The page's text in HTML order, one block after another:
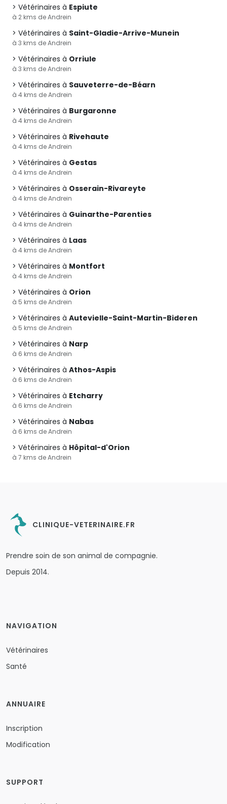
Vétérinaires à Espiute
à 2 kms de Andrein
Vétérinaires à Saint-Gladie-Arrive-Munein
à 3 kms de Andrein
Vétérinaires à Orriule
à 3 kms de Andrein
Vétérinaires à Sauveterre-de-Béarn
à 4 kms de Andrein
Vétérinaires à Burgaronne
à 4 kms de Andrein
Vétérinaires à Rivehaute
à 4 kms de Andrein
Vétérinaires à Gestas
à 4 kms de Andrein
Vétérinaires à Osserain-Rivareyte
à 4 kms de Andrein
Vétérinaires à Guinarthe-Parenties
à 4 kms de Andrein
Vétérinaires à Laas
à 4 kms de Andrein
Vétérinaires à Montfort
à 4 kms de Andrein
Vétérinaires à Orion
à 5 kms de Andrein
Vétérinaires à Autevielle-Saint-Martin-Bideren
à 5 kms de Andrein
Vétérinaires à Narp
à 6 kms de Andrein
Vétérinaires à Athos-Aspis
à 6 kms de Andrein
Vétérinaires à Etcharry
à 6 kms de Andrein
Vétérinaires à Nabas
à 6 kms de Andrein
Vétérinaires à Hôpital-d'Orion
à 7 kms de Andrein
CLINIQUE-VETERINAIRE.FR
Prendre soin de son animal de compagnie.
Depuis 2014.
NAVIGATION
Vétérinaires
Santé
ANNUAIRE
Inscription
Modification
SUPPORT